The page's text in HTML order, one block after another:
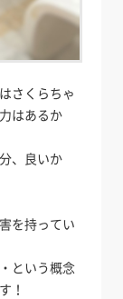
さくらちゃ
はあるか
、良いか
を持ってい
という概念
！